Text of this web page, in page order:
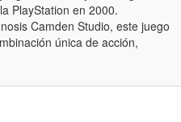
PlayStation en 2000.
Camden Studio, este juego
única de acción,